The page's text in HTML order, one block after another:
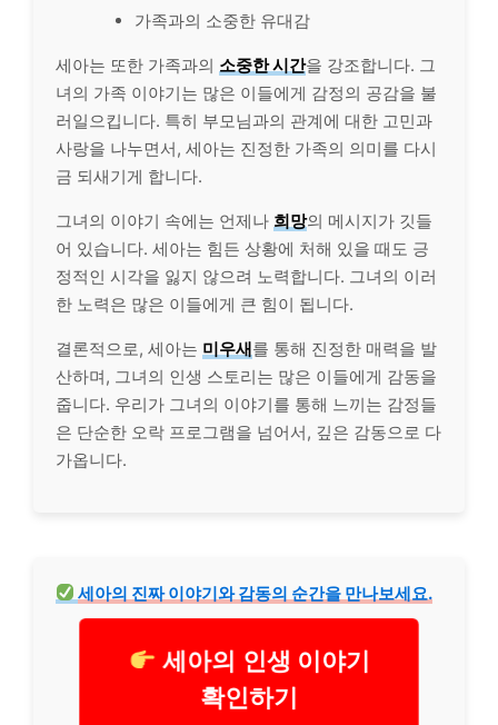
가족과의 소중한 유대감
세아는 또한 가족과의 소중한 시간을 강조합니다. 그
녀의 가족 이야기는 많은 이들에게 감정의 공감을 불
러일으킵니다. 특히 부모님과의 관계에 대한 고민과
사랑을 나누면서, 세아는 진정한 가족의 의미를 다시
금 되새기게 합니다.
그녀의 이야기 속에는 언제나 희망의 메시지가 깃들
어 있습니다. 세아는 힘든 상황에 처해 있을 때도 긍
정적인 시각을 잃지 않으려 노력합니다. 그녀의 이러
한 노력은 많은 이들에게 큰 힘이 됩니다.
결론적으로, 세아는 미우새를 통해 진정한 매력을 발
산하며, 그녀의 인생 스토리는 많은 이들에게 감동을
줍니다. 우리가 그녀의 이야기를 통해 느끼는 감정들
은 단순한 오락 프로그램을 넘어서, 깊은 감동으로 다
가옵니다.
세아의 진짜 이야기와 감동의 순간을 만나보세요.
세아의 인생 이야기
확인하기